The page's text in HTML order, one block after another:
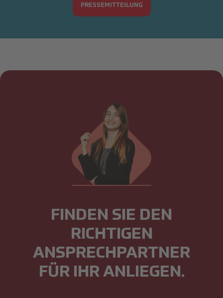
PRESSEMITTEILUNG
FINDEN SIE DEN
RICHTIGEN
ANSPRECHPARTNER
FÜR IHR ANLIEGEN.